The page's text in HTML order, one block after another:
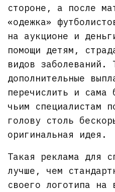
стороне, а после
«одежка»
на аукционе и
помощи детям,
видов заболеваний.
дополнительные
перечислить и сама
чьим специалистам
голову столь
оригинальная идея.
Такая реклама для
лучше, чем
своего логотипа на